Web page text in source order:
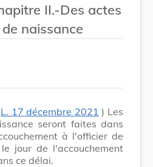
II.-Des actes
de naissance
L. 17 décembre 2021 ) Les
seront faites dans
à l'officier de
jour de l'accouchement
ce délai.